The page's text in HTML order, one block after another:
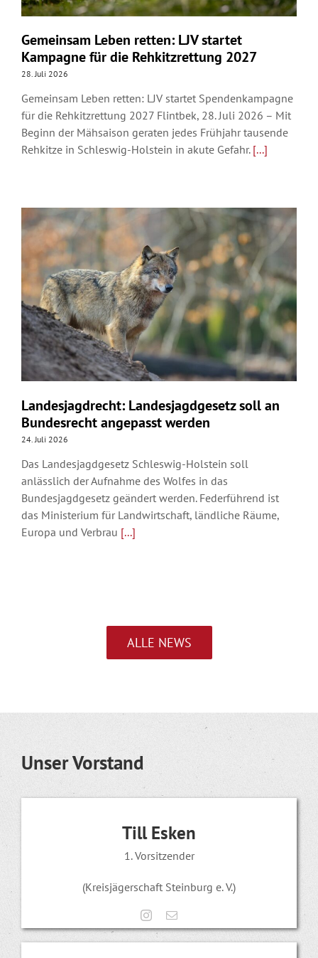
Gemeinsam Leben retten: LJV startet
Kampagne für die Rehkitzrettung 2027
28. Juli 2026
Gemeinsam Leben retten: LJV startet Spendenkampagne
für die Rehkitzrettung 2027 Flintbek, 28. Juli 2026 – Mit
Beginn der Mähsaison geraten jedes Frühjahr tausende
Rehkitze in Schleswig-Holstein in akute Gefahr.[...]
Landesjagdrecht: Landesjagdgesetz soll an
Bundesrecht angepasst werden
24. Juli 2026
Das Landesjagdgesetz Schleswig-Holstein soll
anlässlich der Aufnahme des Wolfes in das
Bundesjagdgesetz geändert werden. Federführend ist
das Ministerium für Landwirtschaft, ländliche Räume,
Europa und Verbrau [...]
ALLE NEWS
Unser Vorstand
Till Esken
1. Vorsitzender
(Kreisjägerschaft Steinburg e. V.)